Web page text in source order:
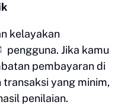
kelayakan
pengguna. Jika kamu
pembayaran di
yang minim,
penilaian.